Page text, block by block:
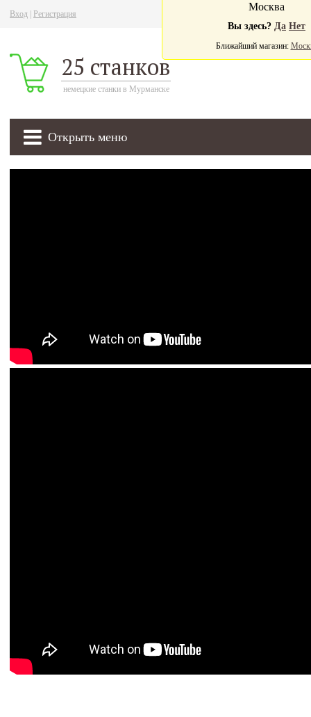
Вход Регистрация
25 станков
немецкие станки в Мурманске
Открыть меню
Москва
Вы здесь? Да Нет
Ближайший магазин: